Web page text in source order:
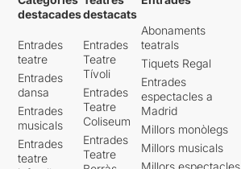
destacades
Entrades
teatre
Entrades
dansa
Entrades
musicals
Entrades
teatre
destacats
Entrades
Teatre
Tívoli
Entrades
Teatre
Coliseum
Entrades
Teatre
Abonaments
teatrals
Tiquets Regal
Entrades
espectacles a
Madrid
Millors monòlegs
Millors musicals
Millors espectacles